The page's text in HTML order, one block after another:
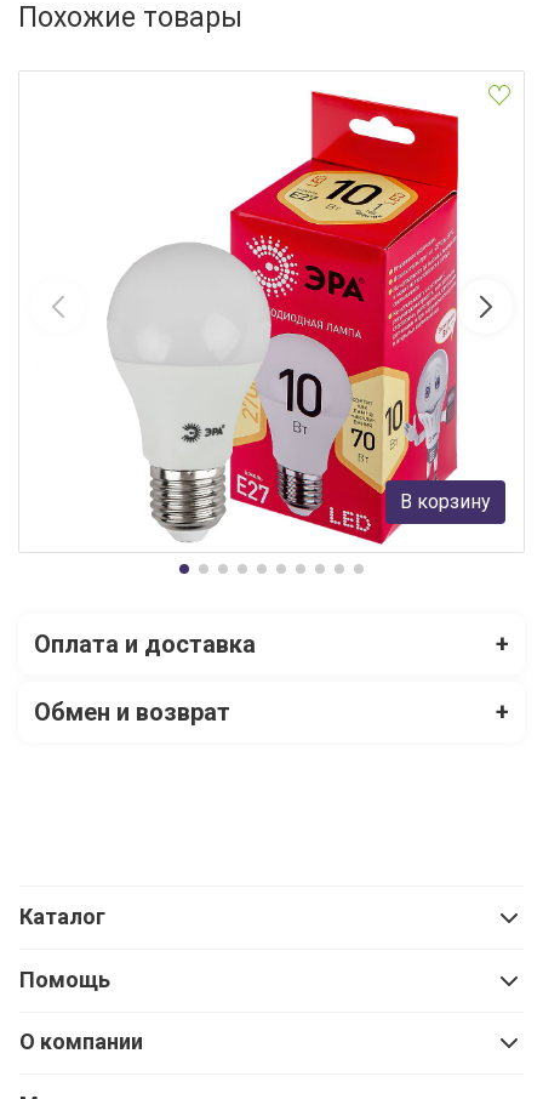
Похожие товары
Лампа светодиодная Эра E27 10W 2700K LED A60-10W-827-E27
R Б0049634
В наличии Более 10
В корзину
Оплата и доставка +
Обмен и возврат +
Каталог
Помощь
О компании